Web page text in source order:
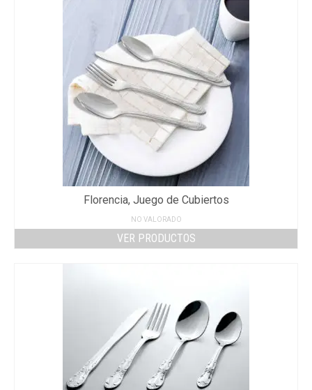
Florencia, Juego de Cubiertos
NO VALORADO
VER PRODUCTOS